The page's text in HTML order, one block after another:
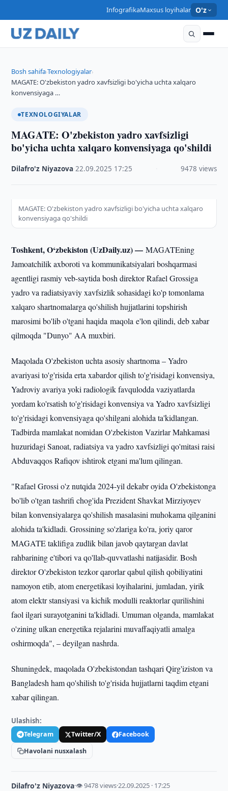
InfografikaMaxsus loyihalar O'z
Bosh sahifa›Texnologiyalar›
MAGATE: O'zbekiston yadro xavfsizligi bo'yicha uchta xalqaro
konvensiyaga …
TEXNOLOGIYALAR
MAGATE: O'zbekiston yadro xavfsizligi
bo'yicha uchta xalqaro konvensiyaga qo'shildi
Dilafro'z Niyazova ·22.09.2025 17:25 9478 views
MAGATE: O'zbekiston yadro xavfsizligi bo'yicha uchta xalqaro
konvensiyaga qo'shildi
Toshkent, O‘zbekiston (UzDaily.uz) —MAGATEning
Jamoatchilik axboroti va kommunikatsiyalari boshqarmasi
agentligi rasmiy veb-saytida bosh direktor Rafael Grossiga
yadro va radiatsiyaviy xavfsizlik sohasidagi ko'p tomonlama
xalqaro shartnomalarga qo'shilish hujjatlarini topshirish
marosimi bo'lib o'tgani haqida maqola e'lon qilindi, deb xabar
qilmoqda "Dunyo" AA muxbiri.
Maqolada O'zbekiston uchta asosiy shartnoma – Yadro
avariyasi to'g'risida erta xabardor qilish to'g'risidagi konvensiya,
Yadroviy avariya yoki radiologik favqulodda vaziyatlarda
yordam ko'rsatish to'g'risidagi konvensiya va Yadro xavfsizligi
to'g'risidagi konvensiyaga qo'shilgani alohida ta'kidlangan.
Tadbirda mamlakat nomidan O'zbekiston Vazirlar Mahkamasi
huzuridagi Sanoat, radiatsiya va yadro xavfsizligi qo'mitasi raisi
Abduvaqqos Rafiqov ishtirok etgani ma'lum qilingan.
"Rafael Grossi o'z nutqida 2024-yil dekabr oyida O'zbekistonga
bo'lib o'tgan tashrifi chog'ida Prezident Shavkat Mirziyoyev
bilan konvensiyalarga qo'shilish masalasini muhokama qilganini
alohida ta'kidladi. Grossining so'zlariga ko'ra, joriy qaror
MAGATE taklifiga zudlik bilan javob qaytargan davlat
rahbarining e'tibori va qo'llab-quvvatlashi natijasidir. Bosh
direktor O'zbekiston tezkor qarorlar qabul qilish qobiliyatini
namoyon etib, atom energetikasi loyihalarini, jumladan, yirik
atom elektr stansiyasi va kichik modulli reaktorlar qurilishini
faol ilgari surayotganini ta'kidladi. Umuman olganda, mamlakat
o'zining ulkan energetika rejalarini muvaffaqiyatli amalga
oshirmoqda", – deyilgan nashrda.
Shuningdek, maqolada O'zbekistondan tashqari Qirg'iziston va
Bangladesh ham qo'shilish to'g'risida hujjatlarni taqdim etgani
xabar qilingan.
Ulashish:
Telegram Twitter/X
Facebook
Havolani nusxalash
Dilafro'z Niyazova·👁 9478 views·22.09.2025 · 17:25